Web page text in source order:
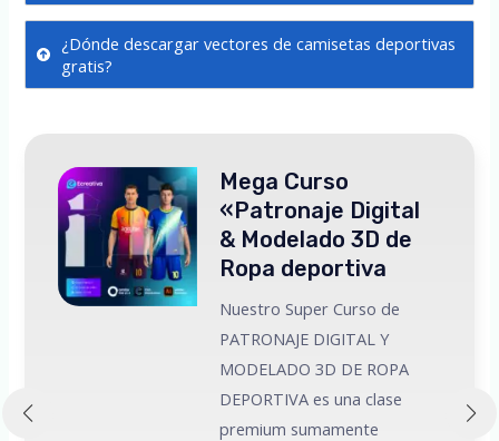
¿Dónde descargar vectores de camisetas deportivas
gratis?
Mega Curso
«Patronaje Digital
& Modelado 3D de
Ropa deportiva
Nuestro Super Curso de
PATRONAJE DIGITAL Y
MODELADO 3D DE ROPA
DEPORTIVA es una clase
premium sumamente